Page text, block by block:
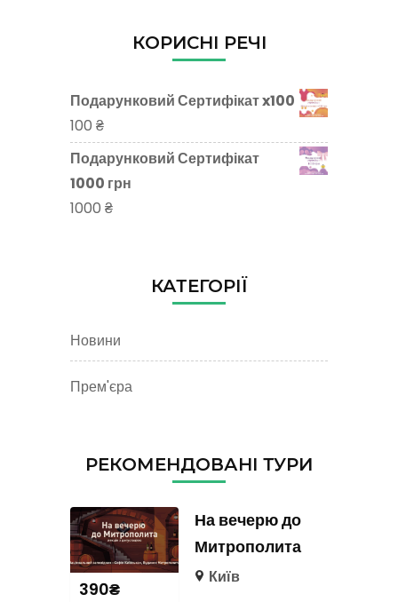
КОРИСНІ РЕЧІ
Подарунковий Сертифікат x100
100 ₴
Подарунковий Сертифікат
1000 грн
1000 ₴
КАТЕГОРІЇ
Новини
Прем'єра
РЕКОМЕНДОВАНІ ТУРИ
390₴
На вечерю до
Митрополита
Київ